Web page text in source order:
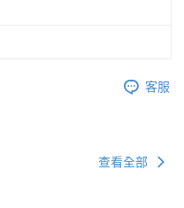
客服
查看全部